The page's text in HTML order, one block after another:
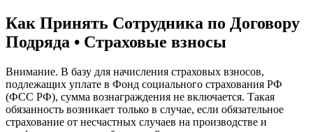
Как Принять Сотрудника по Договору
Подряда • Страховые взносы
Внимание. В базу для начисления страховых взносов,
подлежащих уплате в Фонд социального страхования РФ
(ФСС РФ), сумма вознаграждения не включается. Такая
обязанность возникает только в случае, если обязательное
страхование от несчастных случаев на производстве и